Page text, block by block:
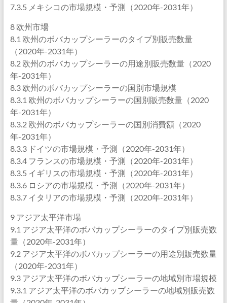
7.3.5 メキシコの市場規模・予測（2020年-2031年）
8 欧州市場
8.1 欧州のボバカップシーラーのタイプ別販売数量
（2020年-2031年）
8.2 欧州のボバカップシーラーの用途別販売数量（2020
年-2031年）
8.3 欧州のボバカップシーラーの国別市場規模
8.3.1 欧州のボバカップシーラーの国別販売数量（2020
年-2031年）
8.3.2 欧州のボバカップシーラーの国別消費額（2020
年-2031年）
8.3.3 ドイツの市場規模・予測（2020年-2031年）
8.3.4 フランスの市場規模・予測（2020年-2031年）
8.3.5 イギリスの市場規模・予測（2020年-2031年）
8.3.6 ロシアの市場規模・予測（2020年-2031年）
8.3.7 イタリアの市場規模・予測（2020年-2031年）
9 アジア太平洋市場
9.1 アジア太平洋のボバカップシーラーのタイプ別販売数
量（2020年-2031年）
9.2 アジア太平洋のボバカップシーラーの用途別販売数量
（2020年-2031年）
9.3 アジア太平洋のボバカップシーラーの地域別市場規模
9.3.1 アジア太平洋のボバカップシーラーの地域別販売数